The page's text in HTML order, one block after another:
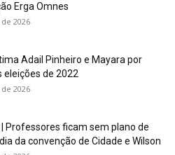
Erga Omnes
2026
Adail Pinheiro e Mayara por
eleições de 2022
2026
| Professores ficam sem plano de
da convenção de Cidade e Wilson